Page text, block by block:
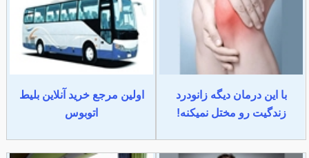
با این درمان دیگه زانودرد
زندگیت رو مختل نمیکنه!
اولین مرجع خرید آنلاین بلیط
اتوبوس